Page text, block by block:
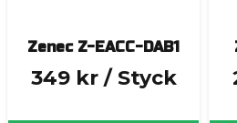
Zenec Z-EACC-DAB1
349 kr / Styck